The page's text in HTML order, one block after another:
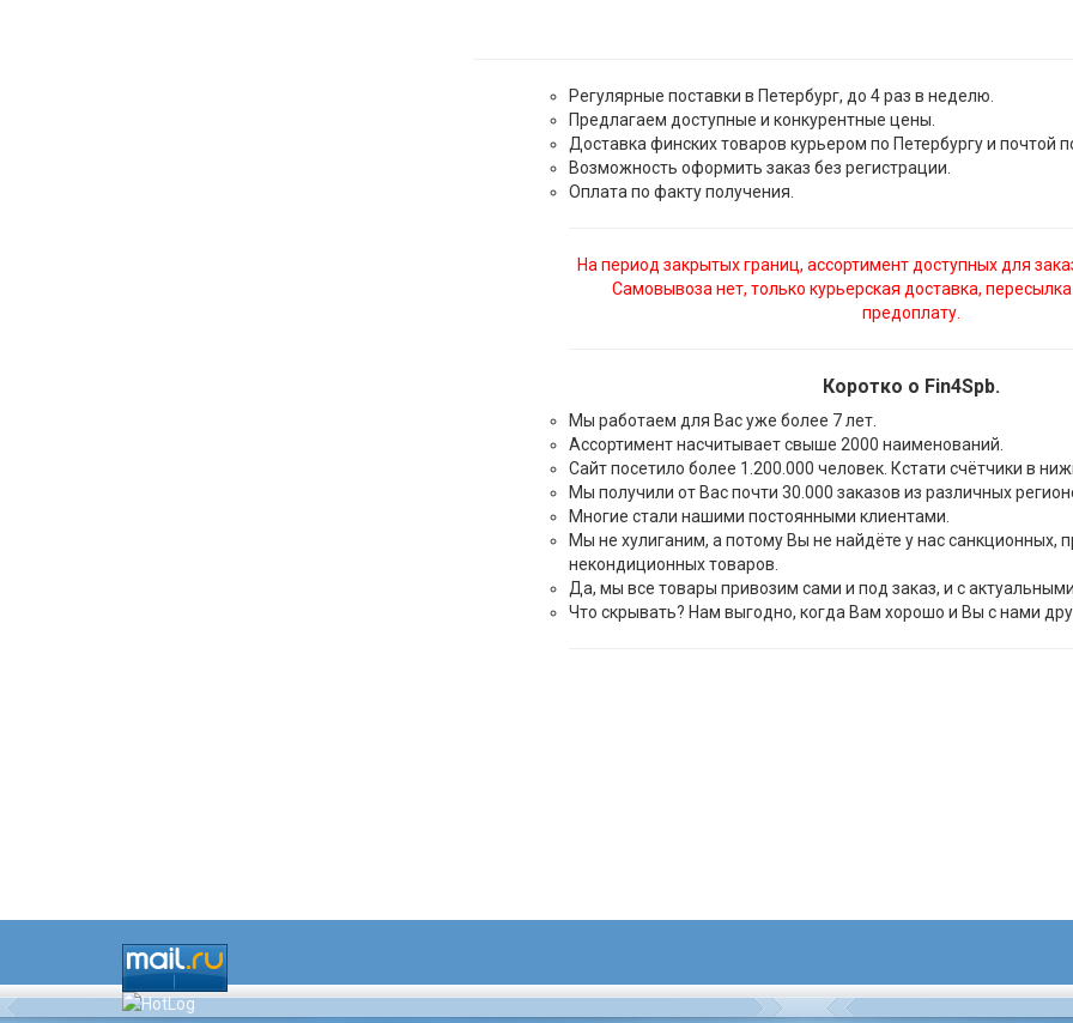
Регулярные поставки в Петербург, до 4 раз в неделю.
Предлагаем доступные и конкурентные цены.
Доставка финских товаров курьером по Петербургу и почтой
Возможность оформить заказ без регистрации.
Оплата по факту получения.
На период закрытых границ, ассортимент доступных для
Самовывоза нет, только курьерская доставка,
предоплату.
Коротко о Fin4Spb.
Мы работаем для Вас уже более 7 лет.
Ассортимент насчитывает свыше 2000 наименований.
Сайт посетило более 1.200.000 человек. Кстати счётчики в
Мы получили от Вас почти 30.000 заказов из различных
Многие стали нашими постоянными клиентами.
Мы не хулиганим, а потому Вы не найдёте у нас санкционных,
некондиционных товаров.
Да, мы все товары привозим сами и под заказ, и с
Что скрывать? Нам выгодно, когда Вам хорошо и Вы с нами